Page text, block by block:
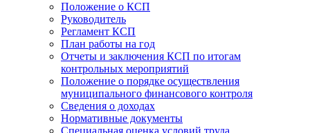
Положение о КСП
Руководитель
Регламент КСП
План работы на год
Отчеты и заключения КСП по итогам
контрольных мероприятий
Положение о порядке осуществления
муниципального финансового контроля
Сведения о доходах
Нормативные документы
Специальная оценка условий труда